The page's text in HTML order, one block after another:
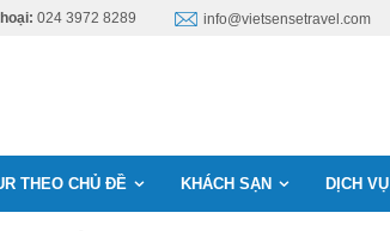
024 3972 8289 info@vietsensetravel.com
THEO CHỦ ĐỀ KHÁCH SẠN DỊCH VỤ